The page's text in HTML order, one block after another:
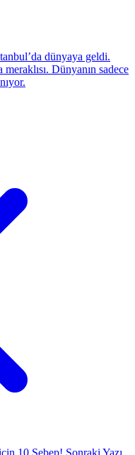
dünyaya geldi.
Dünyanın sadece